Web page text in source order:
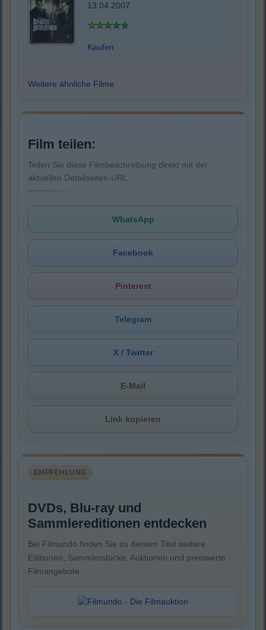
13.04.2007
Kaufen
Weitere ähnliche Filme
Film teilen:
Teilen Sie diese Filmbeschreibung direkt mit der
aktuellen Detailseiten-URL.
WhatsApp
Facebook
Pinterest
Telegram
X / Twitter
E-Mail
Link kopieren
EMPFEHLUNG
DVDs, Blu-ray und
Sammlereditionen entdecken
Bei Filmundo finden Sie zu diesem Titel weitere
Editionen, Sammlerstücke, Auktionen und preiswerte
Filmangebote.